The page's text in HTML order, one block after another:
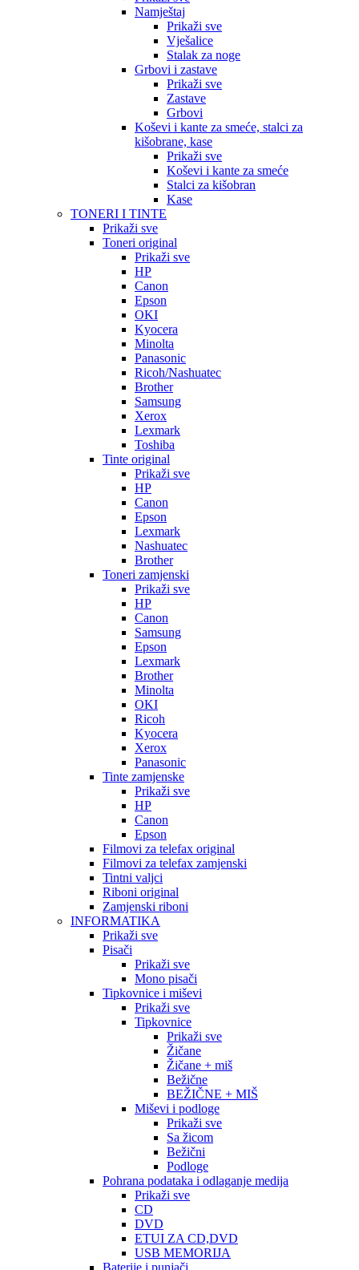
Namještaj
Prikaži sve
Vješalice
Stalak za noge
Grbovi i zastave
Prikaži sve
Zastave
Grbovi
Koševi i kante za smeće, stalci za
kišobrane, kase
Prikaži sve
Koševi i kante za smeće
Stalci za kišobran
Kase
TONERI I TINTE
Prikaži sve
Toneri original
Prikaži sve
HP
Canon
Epson
OKI
Kyocera
Minolta
Panasonic
Ricoh/Nashuatec
Brother
Samsung
Xerox
Lexmark
Toshiba
Tinte original
Prikaži sve
HP
Canon
Epson
Lexmark
Nashuatec
Brother
Toneri zamjenski
Prikaži sve
HP
Canon
Samsung
Epson
Lexmark
Brother
Minolta
OKI
Ricoh
Kyocera
Xerox
Panasonic
Tinte zamjenske
Prikaži sve
HP
Canon
Epson
Filmovi za telefax original
Filmovi za telefax zamjenski
Tintni valjci
Riboni original
Zamjenski riboni
INFORMATIKA
Prikaži sve
Pisači
Prikaži sve
Mono pisači
Tipkovnice i miševi
Prikaži sve
Tipkovnice
Prikaži sve
Žičane
Žičane + miš
Bežične
BEŽIČNE + MIŠ
Miševi i podloge
Prikaži sve
Sa žicom
Bežični
Podloge
Pohrana podataka i odlaganje medija
Prikaži sve
CD
DVD
ETUI ZA CD,DVD
USB MEMORIJA
Baterije i punjači